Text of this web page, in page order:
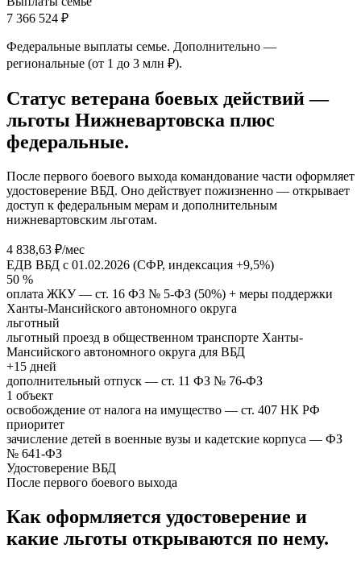
7 366 524 ₽
Федеральные выплаты семье. Дополнительно —
региональные (от 1 до 3 млн ₽).
Статус ветерана боевых действий —
льготы Нижневартовска плюс
федеральные.
После первого боевого выхода командование части оформляет
удостоверение ВБД. Оно действует пожизненно — открывает
доступ к федеральным мерам и дополнительным
нижневартовским льготам.
4 838,63 ₽/мес
ЕДВ ВБД с 01.02.2026 (СФР, индексация +9,5%)
50 %
оплата ЖКУ — ст. 16 ФЗ № 5-ФЗ (50%) + меры поддержки
Ханты-Мансийского автономного округа
льготный
льготный проезд в общественном транспорте Ханты-
Мансийского автономного округа для ВБД
+15 дней
дополнительный отпуск — ст. 11 ФЗ № 76-ФЗ
1 объект
освобождение от налога на имущество — ст. 407 НК РФ
приоритет
зачисление детей в военные вузы и кадетские корпуса — ФЗ
№ 641-ФЗ
Удостоверение ВБД
После первого боевого выхода
Как оформляется удостоверение и
какие льготы открываются по нему.